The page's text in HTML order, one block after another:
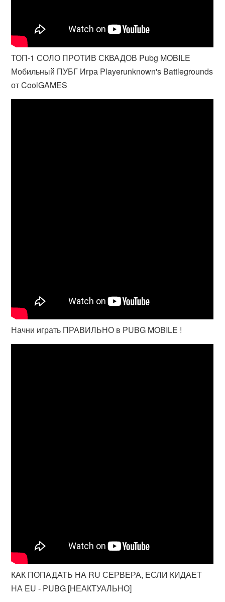
ТОП-1 СОЛО ПРОТИВ СКВАДОВ Pubg MOBILE
Мобильный ПУБГ Игра Playerunknown's Battlegrounds
от CoolGAMES
Начни играть ПРАВИЛЬНО в PUBG MOBILE !
КАК ПОПАДАТЬ НА RU СЕРВЕРА, ЕСЛИ КИДАЕТ
НА EU - PUBG [НЕАКТУАЛЬНО]